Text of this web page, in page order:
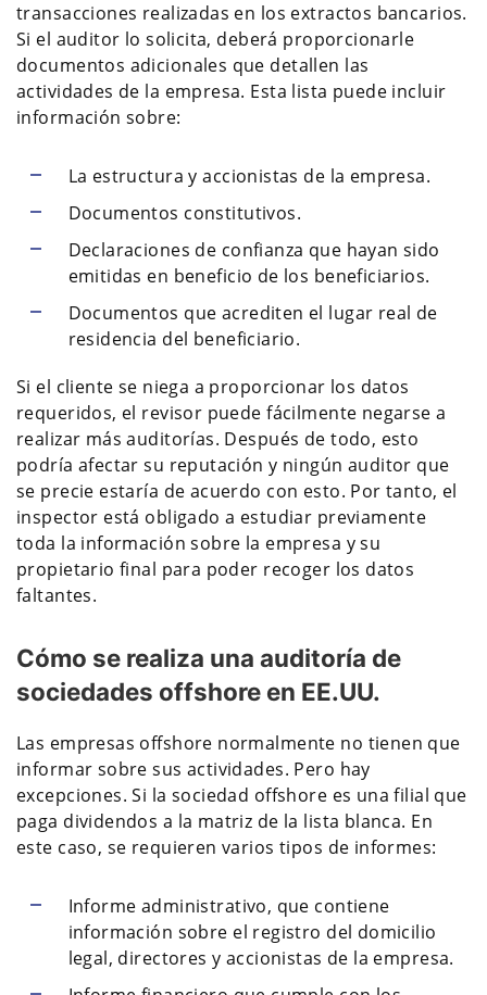
transacciones realizadas en los extractos bancarios.
Si el auditor lo solicita, deberá proporcionarle
documentos adicionales que detallen las
actividades de la empresa. Esta lista puede incluir
información sobre:
La estructura y accionistas de la empresa.
Documentos constitutivos.
Declaraciones de confianza que hayan sido
emitidas en beneficio de los beneficiarios.
Documentos que acrediten el lugar real de
residencia del beneficiario.
Si el cliente se niega a proporcionar los datos
requeridos, el revisor puede fácilmente negarse a
realizar más auditorías. Después de todo, esto
podría afectar su reputación y ningún auditor que
se precie estaría de acuerdo con esto. Por tanto, el
inspector está obligado a estudiar previamente
toda la información sobre la empresa y su
propietario final para poder recoger los datos
faltantes.
Cómo se realiza una auditoría de
sociedades offshore en EE.UU.
Las empresas offshore normalmente no tienen que
informar sobre sus actividades. Pero hay
excepciones. Si la sociedad offshore es una filial que
paga dividendos a la matriz de la lista blanca. En
este caso, se requieren varios tipos de informes:
Informe administrativo, que contiene
información sobre el registro del domicilio
legal, directores y accionistas de la empresa.